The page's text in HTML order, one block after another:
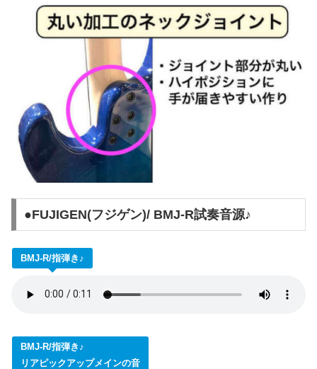
●FUJIGEN(フジゲン)/ BMJ-R試奏音源♪
BMJ-R/指弾き♪
BMJ-R/指弾き♪
リアピックアップメインの音